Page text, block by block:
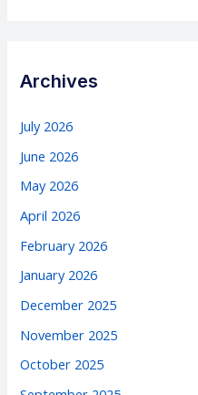
Archives
July 2026
June 2026
May 2026
April 2026
February 2026
January 2026
December 2025
November 2025
October 2025